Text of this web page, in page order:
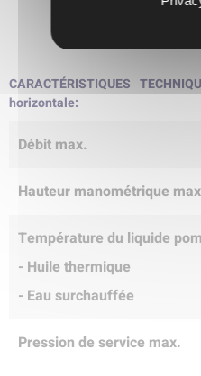
CARACTÉRISTIQUES
horizontale:
Débit max.
Hauteur manométrique
Température du liquide
- Huile thermique
- Eau surchauffée
Pression de service max.